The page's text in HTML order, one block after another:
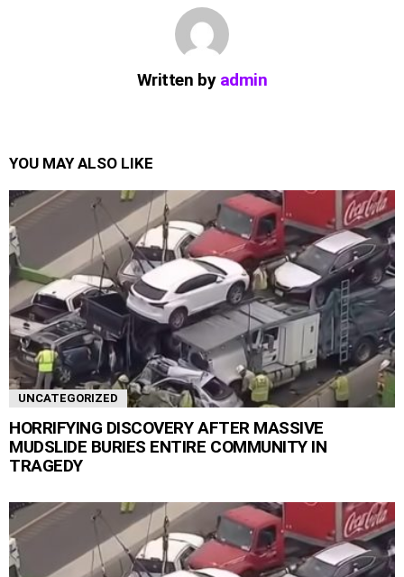
Written by admin
YOU MAY ALSO LIKE
UNCATEGORIZED
HORRIFYING DISCOVERY AFTER MASSIVE
MUDSLIDE BURIES ENTIRE COMMUNITY IN
TRAGEDY